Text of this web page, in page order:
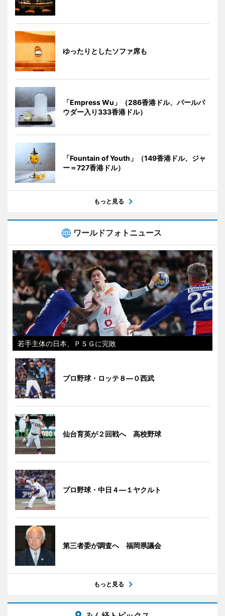
ゆったりとしたソファ席も
「Empress Wu」（286香港ドル、パールパ
ウダー入り333香港ドル）
「Fountain of Youth」（149香港ドル、ジャ
ー＝727香港ドル）
もっと見る
ワールドフォトニュース
若手主体の日本、ＰＳＧに完敗
プロ野球・ロッテ８―０西武
仙台育英が２回戦へ 高校野球
プロ野球・中日４―１ヤクルト
第三者委が調査へ 福岡県議会
もっと見る